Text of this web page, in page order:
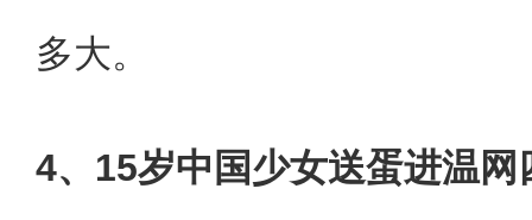
多大。
4、15岁中国少女送蛋进温